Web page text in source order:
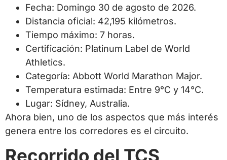
Fecha: Domingo 30 de agosto de 2026.
Distancia oficial: 42,195 kilómetros.
Tiempo máximo: 7 horas.
Certificación: Platinum Label de World
Athletics.
Categoría: Abbott World Marathon Major.
Temperatura estimada: Entre 9°C y 14°C.
Lugar: Sídney, Australia.
Ahora bien, uno de los aspectos que más interés
genera entre los corredores es el circuito.
Recorrido del TCS